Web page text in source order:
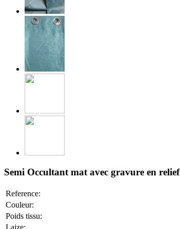
Semi Occultant mat avec gravure en relief
Reference:
Couleur:
Poids tissu:
Laize: